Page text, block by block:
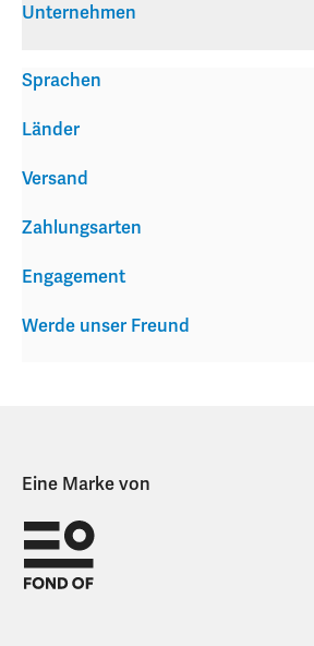
Unternehmen
Versand
Zahlungsarten
Engagement
Werde unser Freund
Sprachen
Länder
Eine Marke von